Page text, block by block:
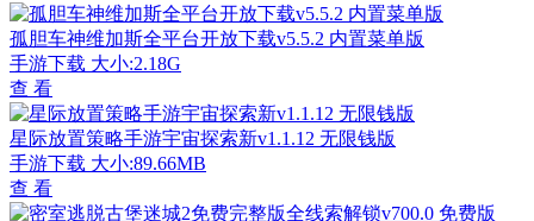
孤胆车神维加斯全平台开放下载v5.5.2 内置菜单版
手游下载 大小:2.18G
查 看
星际放置策略手游宇宙探索新v1.1.12 无限钱版
手游下载 大小:89.66MB
查 看